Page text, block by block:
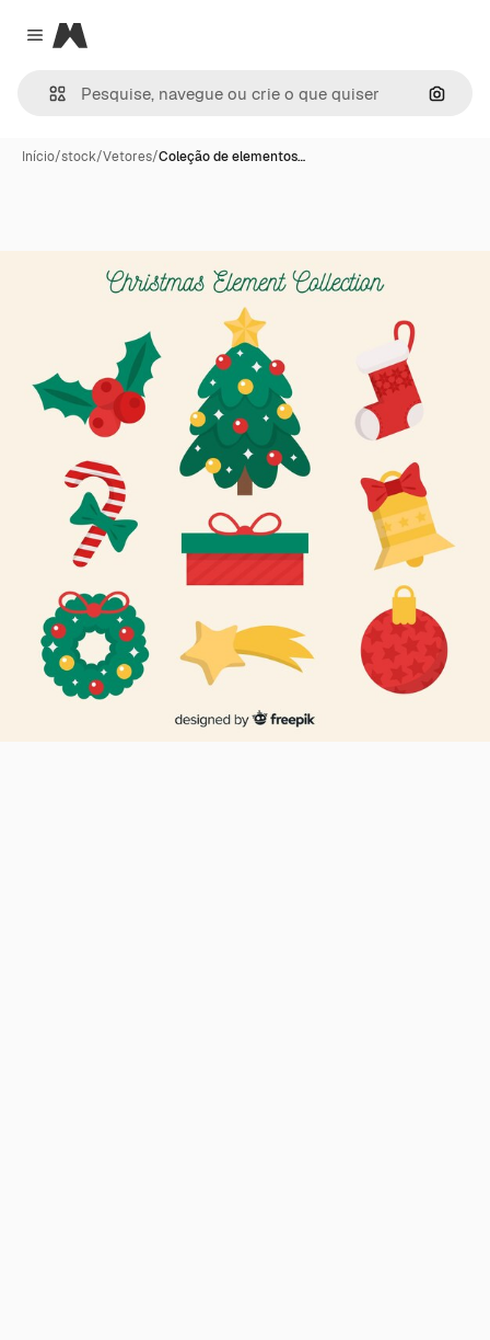
Close menu
Magnific
Início/stock/Vetores/Coleção de elementos…